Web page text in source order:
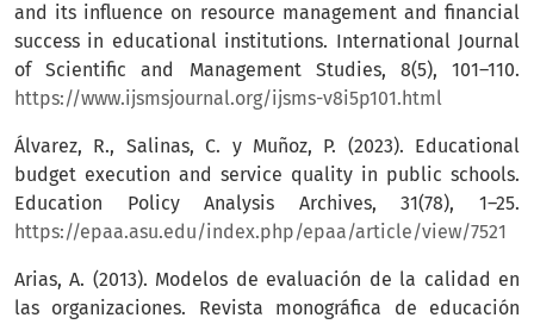
and its influence on resource management and financial
success in educational institutions. International Journal
of Scientific and Management Studies, 8(5), 101–110.
https://www.ijsmsjournal.org/ijsms-v8i5p101.html
Álvarez, R., Salinas, C. y Muñoz, P. (2023). Educational
budget execution and service quality in public schools.
Education Policy Analysis Archives, 31(78), 1–25.
https://epaa.asu.edu/index.php/epaa/article/view/7521
Arias, A. (2013). Modelos de evaluación de la calidad en
las organizaciones. Revista monográfica de educación